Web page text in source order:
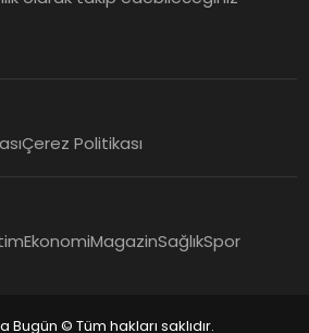
Çerez Politikası
EkonomiMagazinSağlıkSpor
Bugün © Tüm hakları saklıdır.